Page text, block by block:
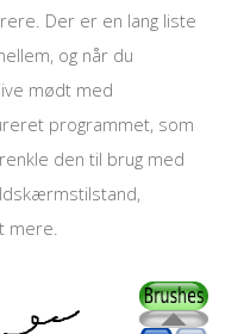
Der er en lang liste
og når du
mødt med
programmet, som
den til brug med
mere.